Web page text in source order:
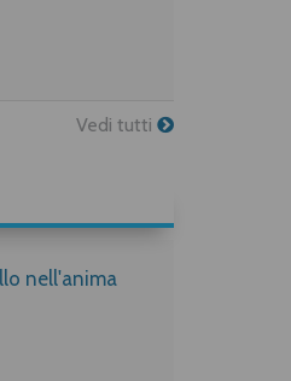
Vedi tutti
nell'anima